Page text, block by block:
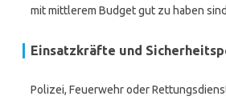
mit mittlerem Budget gut zu haben
Einsatzkräfte und
Polizei, Feuerwehr oder